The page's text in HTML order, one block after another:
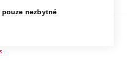
pouze nezbytné